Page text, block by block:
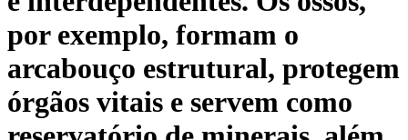
por exemplo, formam o
arcabouço estrutural, protegem
órgãos vitais e servem como